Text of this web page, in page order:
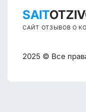
SAIT
САЙТ ОТЗЫВОВ О
2025 © Все